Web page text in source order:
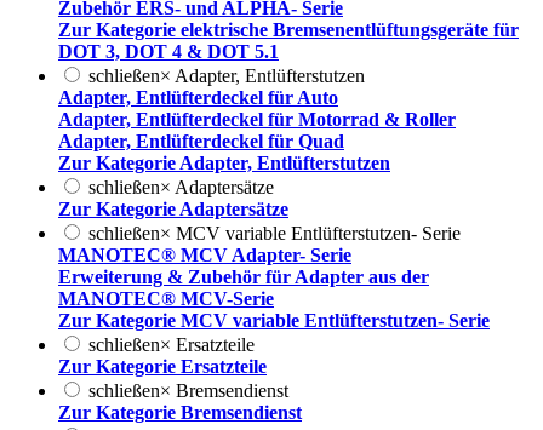
Zubehör ERS- und ALPHA- Serie
Zur Kategorie elektrische Bremsenentlüftungsgeräte für
DOT 3, DOT 4 & DOT 5.1
schließen× Adapter, Entlüfterstutzen
Adapter, Entlüfterdeckel für Auto
Adapter, Entlüfterdeckel für Motorrad & Roller
Adapter, Entlüfterdeckel für Quad
Zur Kategorie Adapter, Entlüfterstutzen
schließen× Adaptersätze
Zur Kategorie Adaptersätze
schließen× MCV variable Entlüfterstutzen- Serie
MANOTEC® MCV Adapter- Serie
Erweiterung & Zubehör für Adapter aus der
MANOTEC® MCV-Serie
Zur Kategorie MCV variable Entlüfterstutzen- Serie
schließen× Ersatzteile
Zur Kategorie Ersatzteile
schließen× Bremsendienst
Zur Kategorie Bremsendienst